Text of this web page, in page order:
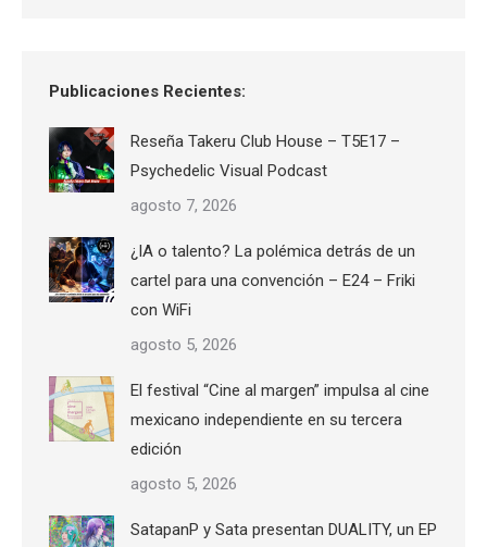
Publicaciones Recientes:
Reseña Takeru Club House – T5E17 –
Psychedelic Visual Podcast
agosto 7, 2026
¿IA o talento? La polémica detrás de un
cartel para una convención – E24 – Friki
con WiFi
agosto 5, 2026
El festival “Cine al margen” impulsa al cine
mexicano independiente en su tercera
edición
agosto 5, 2026
SatapanP y Sata presentan DUALITY, un EP